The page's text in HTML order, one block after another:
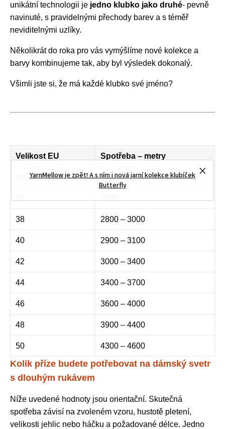
YarnMellow je zpět! A s ním i nová jarní kolekce klubíček
Butterfly
unikátní technologii je jedno klubko jako druhé- pevně
navinuté, s pravidelnými přechody barev a s téměř
neviditelnými uzlíky.
Několikrát do roka pro vás vymýšlíme nové kolekce a
barvy kombinujeme tak, aby byl výsledek dokonalý.
Všimli jste si, že má každé klubko své jméno?
Kolik příze budete potřebovat na dámský svetr
s dlouhým rukávem
Níže uvedené hodnoty jsou orientační. Skutečná
spotřeba závisí na zvoleném vzoru, hustotě pletení,
velikosti jehlic nebo háčku a požadované délce. Jedno
Velikost EU Spotřeba – metry
do 2500
38 2800 – 3000
40 2900 – 3100
42 3000 – 3400
44 3400 – 3700
46 3600 – 4000
48 3900 – 4400
50 4300 – 4600